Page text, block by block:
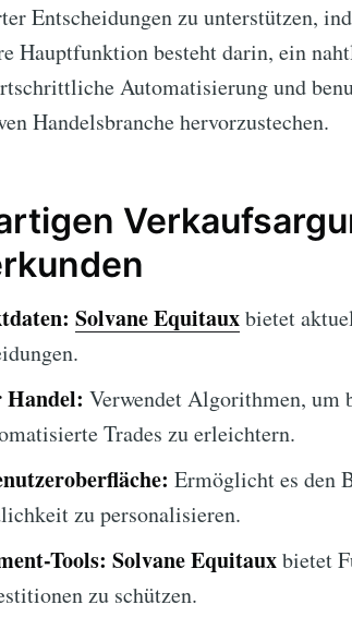
Entscheidungen zu unterstützen,
Hauptfunktion besteht darin, ein
Automatisierung und
Handelsbranche hervorzustechen.
Solvane Equitauxbietet
Handel: Verwendet Algorithmen, um
Trades zu erleichtern.
Ermöglicht es den
zu personalisieren.
Tools: Solvane Equitauxbietet
zu schützen.